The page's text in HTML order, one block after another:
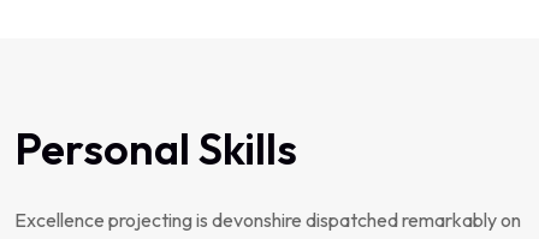
Personal Skills
Excellence projecting is devonshire dispatched remarkably on